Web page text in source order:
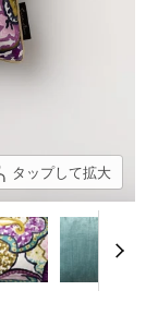
タップして拡大